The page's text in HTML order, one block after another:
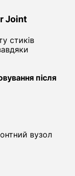
Joint
стиків
після
вузол